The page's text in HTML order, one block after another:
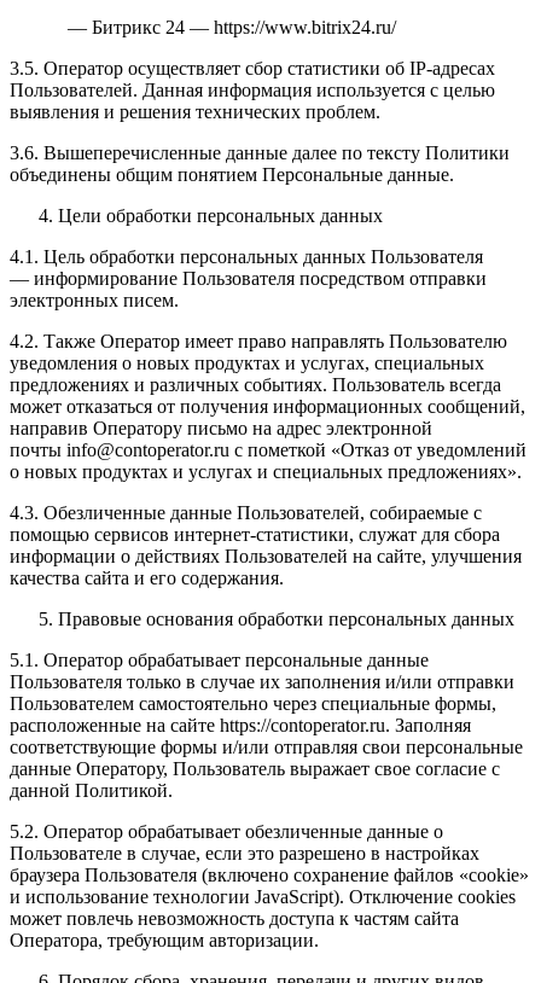
— Битрикс 24 — https://www.bitrix24.ru/
3.5. Оператор осуществляет сбор статистики об IP-адресах
Пользователей. Данная информация используется с целью
выявления и решения технических проблем.
3.6. Вышеперечисленные данные далее по тексту Политики
объединены общим понятием Персональные данные.
Цели обработки персональных данных
4.1. Цель обработки персональных данных Пользователя
— информирование Пользователя посредством отправки
электронных писем.
4.2. Также Оператор имеет право направлять Пользователю
уведомления о новых продуктах и услугах, специальных
предложениях и различных событиях. Пользователь всегда
может отказаться от получения информационных сообщений,
направив Оператору письмо на адрес электронной
почты info@contoperator.ru с пометкой «Отказ от уведомлений
о новых продуктах и услугах и специальных предложениях».
4.3. Обезличенные данные Пользователей, собираемые с
помощью сервисов интернет-статистики, служат для сбора
информации о действиях Пользователей на сайте, улучшения
качества сайта и его содержания.
Правовые основания обработки персональных данных
5.1. Оператор обрабатывает персональные данные
Пользователя только в случае их заполнения и/или отправки
Пользователем самостоятельно через специальные формы,
расположенные на сайте https://contoperator.ru. Заполняя
соответствующие формы и/или отправляя свои персональные
данные Оператору, Пользователь выражает свое согласие с
данной Политикой.
5.2. Оператор обрабатывает обезличенные данные о
Пользователе в случае, если это разрешено в настройках
браузера Пользователя (включено сохранение файлов «cookie»
и использование технологии JavaScript). Отключение cookies
может повлечь невозможность доступа к частям сайта
Оператора, требующим авторизации.